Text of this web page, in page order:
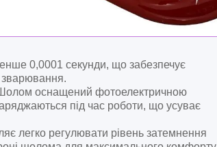
0,0001 секунди, що забезпечує
зварювання.
оснащений фотоелектричною
під час роботи, що усуває
легко регулювати рівень затемнення